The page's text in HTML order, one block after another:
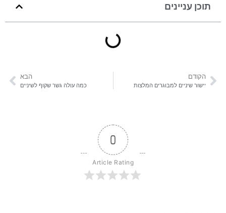
תוכן עניינים
הקודם
יישור שיניים למבוגרים המלצות
הבא
כמה עולה גשר שקוף לשיניים
0
Article Rating